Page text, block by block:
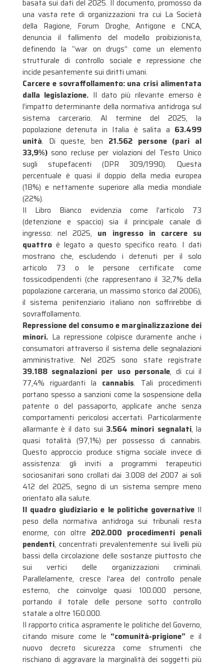
basata sui dati del 2025. Il documento, promosso da
una vasta rete di organizzazioni tra cui La Società
della Ragione, Forum Droghe, Antigone e CNCA,
denuncia il fallimento del modello proibizionista,
definendo la “war on drugs” come un elemento
strutturale di controllo sociale e repressione che
incide pesantemente sui diritti umani.
Carcere e sovraffollamento: una crisi alimentata
dalla legislazione. Il dato più rilevante emerso è
l’impatto determinante della normativa antidroga sul
sistema carcerario. Al termine del 2025, la
popolazione detenuta in Italia è salita a 63.499
unità. Di queste, ben 21.562 persone (pari al
33,9%)sono recluse per violazioni del Testo Unico
sugli stupefacenti (DPR 309/1990). Questa
percentuale è quasi il doppio della media europea
(18%) e nettamente superiore alla media mondiale
(22%).
Il Libro Bianco evidenzia come l’articolo 73
(detenzione e spaccio) sia il principale canale di
ingresso: nel 2025, un ingresso in carcere su
quattroè legato a questo specifico reato. I dati
mostrano che, escludendo i detenuti per il solo
articolo 73 o le persone certificate come
tossicodipendenti (che rappresentano il 32,7% della
popolazione carceraria, un massimo storico dal 2006),
il sistema penitenziario italiano non soffrirebbe di
sovraffollamento.
Repressione del consumo e marginalizzazione dei
minori. La repressione colpisce duramente anche i
consumatori attraverso il sistema delle segnalazioni
amministrative. Nel 2025 sono state registrate
39.188 segnalazioni per uso personale, di cui il
77,4% riguardanti la cannabis. Tali procedimenti
portano spesso a sanzioni come la sospensione della
patente o del passaporto, applicate anche senza
comportamenti pericolosi accertati. Particolarmente
allarmante è il dato sui 3.564 minori segnalati, la
quasi totalità (97,1%) per possesso di cannabis.
Questo approccio produce stigma sociale invece di
assistenza: gli inviti a programmi terapeutici
sociosanitari sono crollati dai 3.008 del 2007 ai soli
412 del 2025, segno di un sistema sempre meno
orientato alla salute.
Il quadro giudiziario e le politiche governative Il
peso della normativa antidroga sui tribunali resta
enorme, con oltre 202.000 procedimenti penali
pendenti, concentrati prevalentemente sui livelli più
bassi della circolazione delle sostanze piuttosto che
sui vertici delle organizzazioni criminali.
Parallelamente, cresce l’area del controllo penale
esterno, che coinvolge quasi 100.000 persone,
portando il totale delle persone sotto controllo
statale a oltre 160.000.
Il rapporto critica aspramente le politiche del Governo,
citando misure come le “comunità-prigione” e il
nuovo decreto sicurezza come strumenti che
rischiano di aggravare la marginalità dei soggetti più